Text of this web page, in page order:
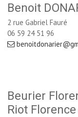
Benoit
2 rue Gabriel Fauré
06 59 24 51 96
Beurier
Riot